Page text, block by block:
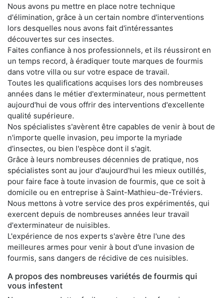
Nous avons pu mettre en place notre technique
d'élimination, grâce à un certain nombre d'interventions
lors desquelles nous avons fait d'intéressantes
découvertes sur ces insectes.
Faites confiance à nos professionnels, et ils réussiront en
un temps record, à éradiquer toute marques de fourmis
dans votre villa ou sur votre espace de travail.
Toutes les qualifications acquises lors des nombreuses
années dans le métier d'exterminateur, nous permettent
aujourd'hui de vous offrir des interventions d'excellente
qualité supérieure.
Nos spécialistes s'avèrent être capables de venir à bout de
n'importe quelle invasion, peu importe la myriade
d'insectes, ou bien l'espèce dont il s'agit.
Grâce à leurs nombreuses décennies de pratique, nos
spécialistes sont au jour d'aujourd'hui les mieux outillés,
pour faire face à toute invasion de fourmis, que ce soit à
domicile ou en entreprise à Saint-Mathieu-de-Tréviers.
Nous mettons à votre service des pros expérimentés, qui
exercent depuis de nombreuses années leur travail
d'exterminateur de nuisibles.
L'expérience de nos experts s'avère être l'une des
meilleures armes pour venir à bout d'une invasion de
fourmis, sans dangers de récidive de ces nuisibles.
A propos des nombreuses variétés de fourmis qui
vous infestent